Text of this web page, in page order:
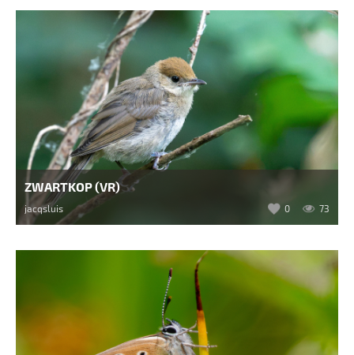
ZWARTKOP (VR)
jacqsluis 0 73